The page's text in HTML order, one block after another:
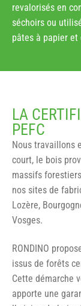
revalorisés en
séchoirs ou
pâtes à papier et
LA
PEFC
Nous travaillons
court, le bois
massifs
nos sites de
Lozère,
Vosges.
RONDINO
issus de forêts
Cette démarche
apporte une